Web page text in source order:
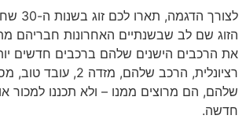
לצורך
הזוג שם לב שבשנתיים האחרונות חבריהם
את הרכבים הישנים שלהם ברכבים חדשים
רציונלית, הרכב שלהם,
שלהם, הם מרוצים ממנו – ולא תכננו למכור
חדשה.